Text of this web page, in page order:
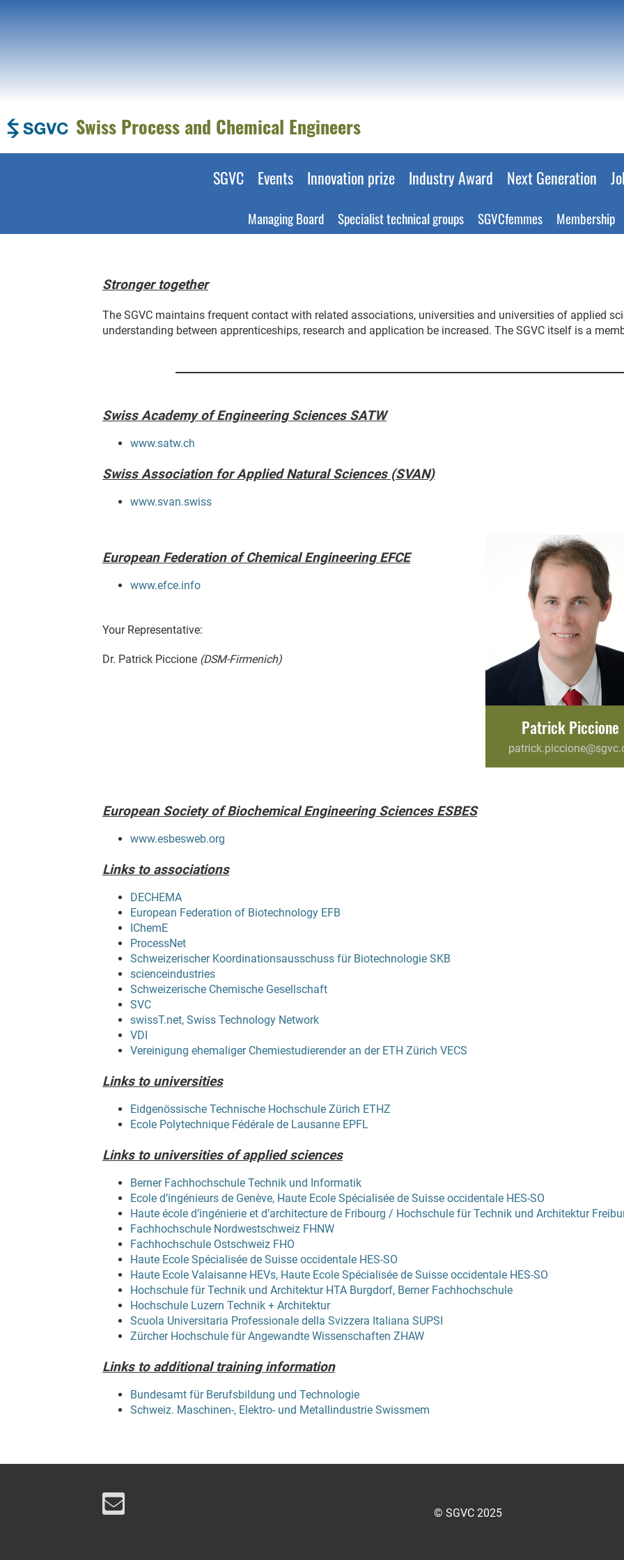
Swiss Process and Chemical Engineers
SGVC Events Innovation prize Industry Award Next Generation
Managing Board Specialist technical groups SGVCfemmes Membership
Stronger together
The SGVC maintains frequent contact with related associations, universities and universities of applied
understanding between apprenticeships, research and application be increased. The SGVC itself is a
Swiss Academy of Engineering Sciences SATW
www.satw.ch
Swiss Association for Applied Natural Sciences (SVAN)
www.svan.swiss
European Federation of Chemical Engineering EFCE
www.efce.info
Your Representative:
Dr. Patrick Piccione (DSM-Firmenich)
Patrick Piccione
European Society of Biochemical Engineering Sciences ESBES
www.esbesweb.org
Links to associations
DECHEMA
European Federation of Biotechnology EFB
IChemE
ProcessNet
Schweizerischer Koordinationsausschuss für Biotechnologie SKB
scienceindustries
Schweizerische Chemische Gesellschaft
SVC
swissT.net, Swiss Technology Network
VDI
Vereinigung ehemaliger Chemiestudierender an der ETH Zürich VECS
Links to universities
Eidgenössische Technische Hochschule Zürich ETHZ
Ecole Polytechnique Fédérale de Lausanne EPFL
Links to universities of applied sciences
Berner Fachhochschule Technik und Informatik
Ecole d’ingénieurs de Genève, Haute Ecole Spécialisée de Suisse occidentale HES-SO
Haute école d’ingénierie et d’architecture de Fribourg / Hochschule für Technik und Architektur
Fachhochschule Nordwestschweiz FHNW
Fachhochschule Ostschweiz FHO
Haute Ecole Spécialisée de Suisse occidentale HES-SO
Haute Ecole Valaisanne HEVs, Haute Ecole Spécialisée de Suisse occidentale HES-SO
Hochschule für Technik und Architektur HTA Burgdorf, Berner Fachhochschule
Hochschule Luzern Technik + Architektur
Scuola Universitaria Professionale della Svizzera Italiana SUPSI
Zürcher Hochschule für Angewandte Wissenschaften ZHAW
Links to additional training information
Bundesamt für Berufsbildung und Technologie
Schweiz. Maschinen-, Elektro- und Metallindustrie Swissmem
© SGVC 2025